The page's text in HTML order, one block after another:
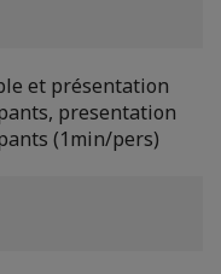
et présentation
presentation
(1min/pers)